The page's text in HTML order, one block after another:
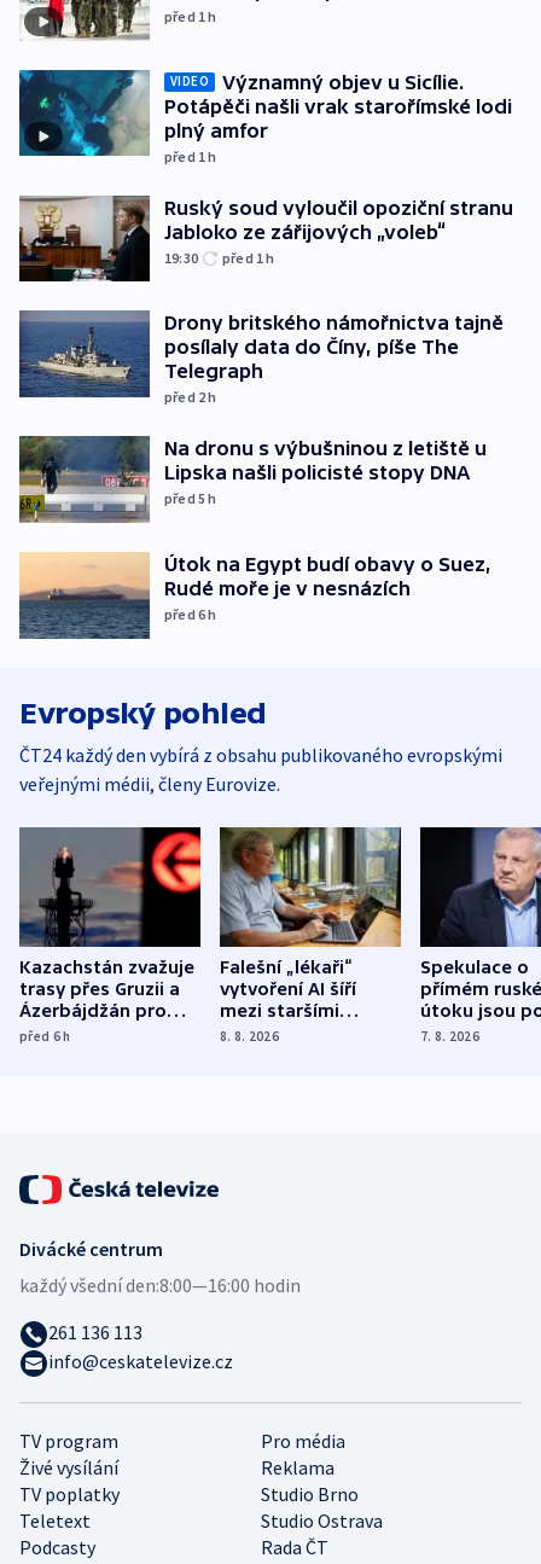
před 1h
VIDEO
Významný objev u Sicílie.
Potápěči našli vrak starořímské lodi
plný amfor
před 1h
Ruský soud vyloučil opoziční stranu
Jabloko ze zářijových „voleb“
19:30 před 1h
Drony britského námořnictva tajně
posílaly data do Číny, píše The
Telegraph
před 2h
Na dronu s výbušninou z letiště u
Lipska našli policisté stopy DNA
před 5h
Útok na Egypt budí obavy o Suez,
Rudé moře je v nesnázích
před 6h
Evropský pohled
ČT24 každý den vybírá z obsahu publikovaného evropskými
veřejnými médii, členy Eurovize.
Kazachstán zvažuje
trasy přes Gruzii a
Ázerbájdžán pro
vývoz ropy do
před 6h
Falešní „lékaři“
vytvoření AI šíří
mezi staršími
Poláky nebezpečné
8. 8. 2026
Spekulace o
přímém
útoku jsou
míní
7. 8. 2026
TV program
Pro média
Živé vysílání
Reklama
TV poplatky
Studio Brno
Teletext
Studio Ostrava
Podcasty
Rada ČT
Divácké centrum
každý všední den:8:00—16:00 hodin
261 136 113
info@ceskatelevize.cz